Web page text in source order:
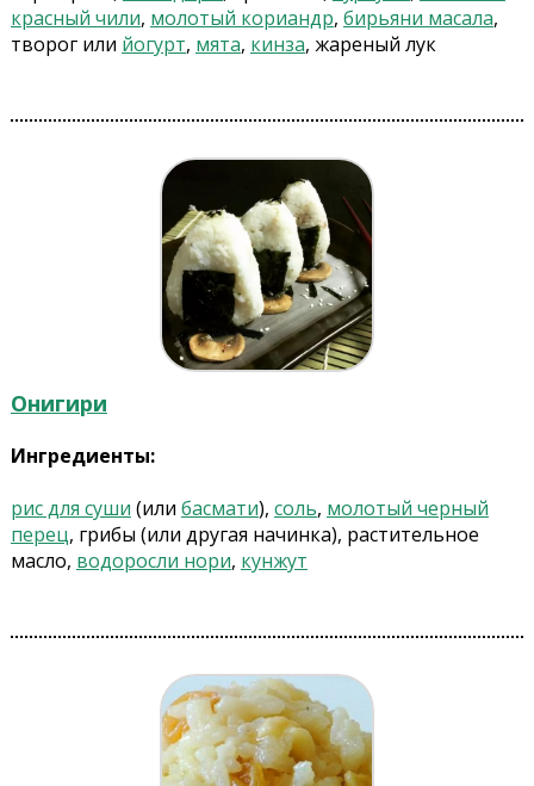
красный чили, молотый кориандр, бирьяни масала,
творог или йогурт, мята, кинза, жареный лук
Онигири
Ингредиенты:
рис для суши (или басмати), соль, молотый черный
перец, грибы (или другая начинка), растительное
масло, водоросли нори, кунжут